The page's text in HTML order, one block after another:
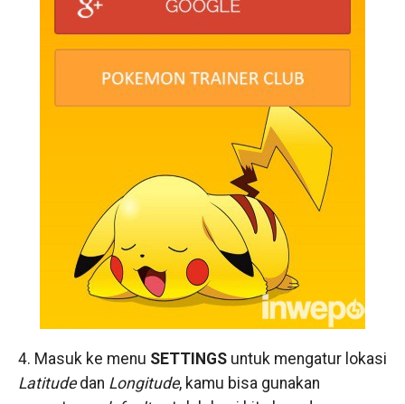
4. Masuk ke menu SETTINGSuntuk mengatur lokasi
Latitudedan Longitude, kamu bisa gunakan